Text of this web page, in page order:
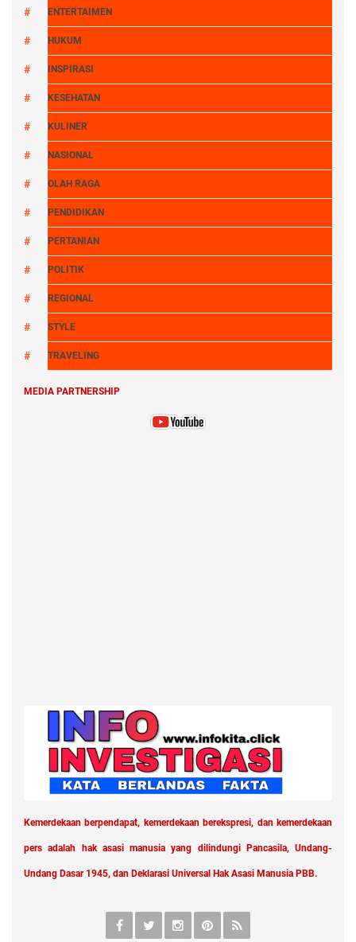
ENTERTAIMEN
HUKUM
INSPIRASI
KESEHATAN
KULINER
NASIONAL
OLAH RAGA
PENDIDIKAN
PERTANIAN
POLITIK
REGIONAL
STYLE
TRAVELING
MEDIA PARTNERSHIP
Kemerdekaan berpendapat, kemerdekaan berekspresi, dan kemerdekaan
pers adalah hak asasi manusia yang dilindungi Pancasila, Undang-
Undang Dasar 1945, dan Deklarasi Universal Hak Asasi Manusia PBB.